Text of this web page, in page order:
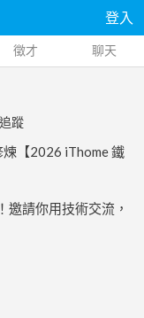
登入
徵才 聊天
蹤
【2026 iThome 鐵
請你用技術交流，